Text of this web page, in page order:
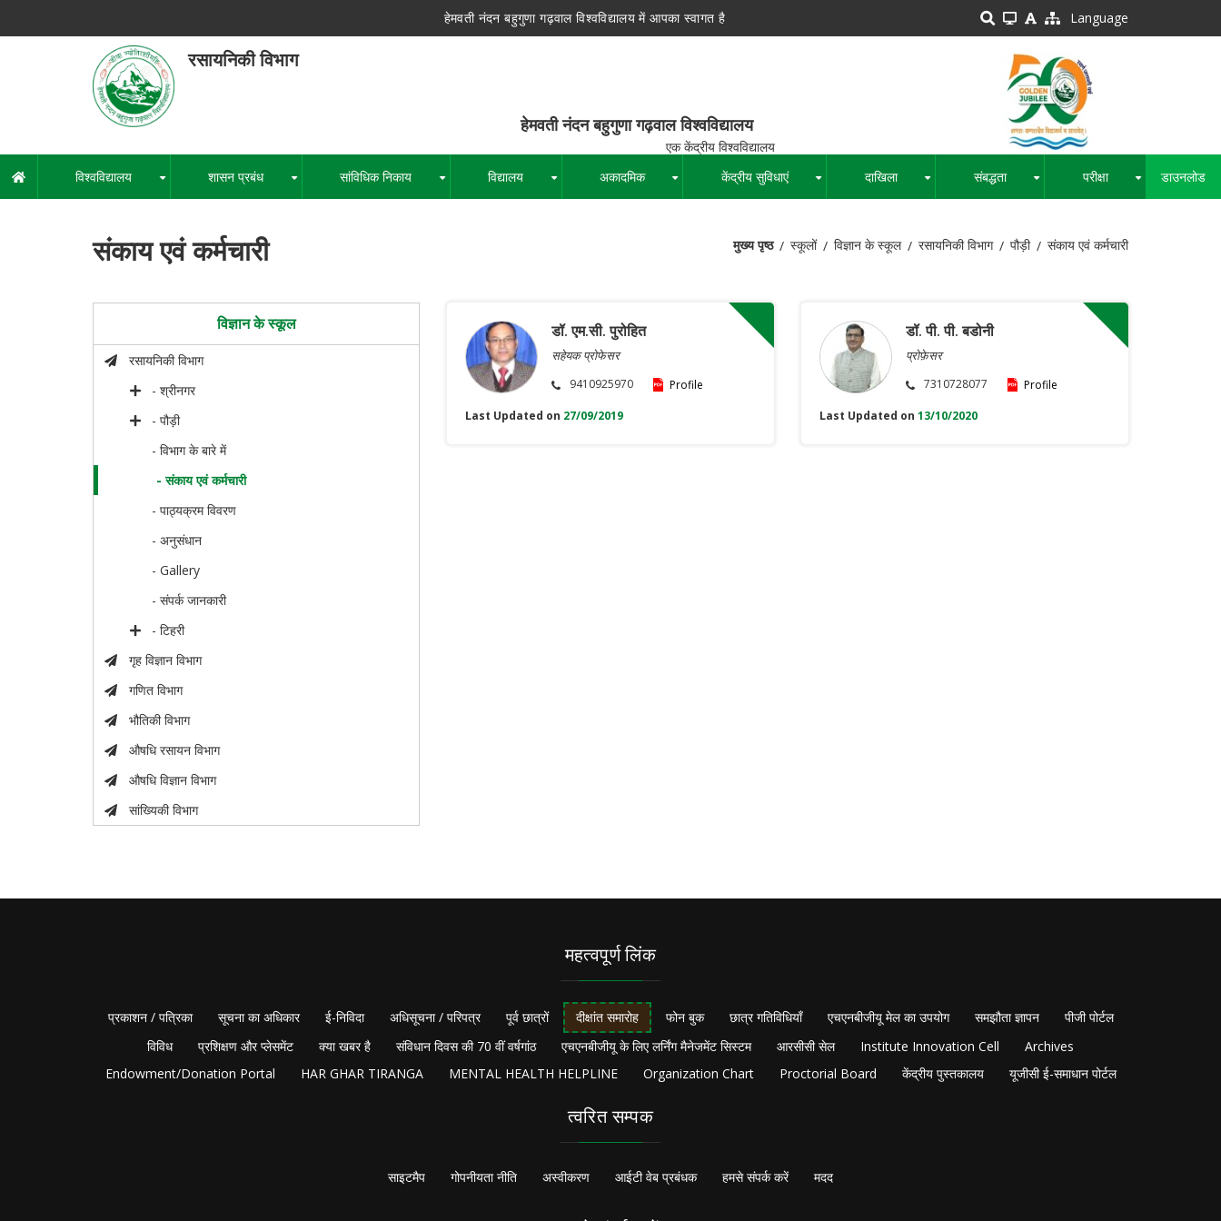
हेमवती नंदन बहुगुणा गढ़वाल विश्वविद्यालय में आपका स्वागत है Language
रसायनिकी विभाग
हेमवती नंदन बहुगुणा गढ़वाल विश्वविद्यालय
एक केंद्रीय विश्वविद्यालय
मुख्य
नेविगेशन
विश्वविद्यालय शासन प्रबंध सांविधिक निकाय विद्यालय अकादमिक केंद्रीय सुविधाएं दाखिला संबद्धता परीक्षा डाउनलोड
संकाय एवं कर्मचारी मुख्य पृष्ठ स्कूलों विज्ञान के स्कूल रसायनिकी विभाग पौड़ी संकाय एवं कर्मचारी
विज्ञान के स्कूल
रसायनिकी विभाग
- श्रीनगर
- पौड़ी
- विभाग के बारे में
- संकाय एवं कर्मचारी
- पाठ्यक्रम विवरण
- अनुसंधान
- Gallery
- संपर्क जानकारी
- टिहरी
गृह विज्ञान विभाग
गणित विभाग
भौतिकी विभाग
औषधि रसायन विभाग
औषधि विज्ञान विभाग
सांख्यिकी विभाग
डॉ. एम.सी. पुरोहित
सहेयक प्रोफेसर
9410925970
Profile
Last Updated on 27/09/2019
डॉ. पी. पी. बडोनी
प्रोफ़ेसर
7310728077
Profile
Last Updated on 13/10/2020
महत्वपूर्ण लिंक
प्रकाशन / पत्रिका सूचना का अधिकार ई-निविदा अधिसूचना / परिपत्र पूर्व छात्रों दीक्षांत समारोह फोन बुक छात्र गतिविधियाँ एचएनबीजीयू मेल का उपयोग समझौता ज्ञापन
पीजी पोर्टल
विविध
प्रशिक्षण और प्लेसमेंट क्या खबर है संविधान दिवस की 70 वीं वर्षगांठ एचएनबीजीयू के लिए लर्निंग मैनेजमेंट सिस्टम आरसीसी सेल Institute Innovation Cell
Archives
Endowment/Donation Portal
HAR GHAR TIRANGA MENTAL HEALTH HELPLINE Organization Chart Proctorial Board केंद्रीय पुस्तकालय यूजीसी ई-समाधान पोर्टल
त्वरित सम्पक
साइटमैप गोपनीयता नीति अस्वीकरण आईटी वेब प्रबंधक हमसे संपर्क करें मदद